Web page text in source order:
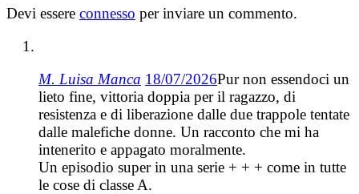
Devi essere connesso per inviare un commento.
M. Luisa Manca 18/07/2026Pur non essendoci un
lieto fine, vittoria doppia per il ragazzo, di
resistenza e di liberazione dalle due trappole tentate
dalle malefiche donne. Un racconto che mi ha
intenerito e appagato moralmente.
Un episodio super in una serie + + + come in tutte
le cose di classe A.